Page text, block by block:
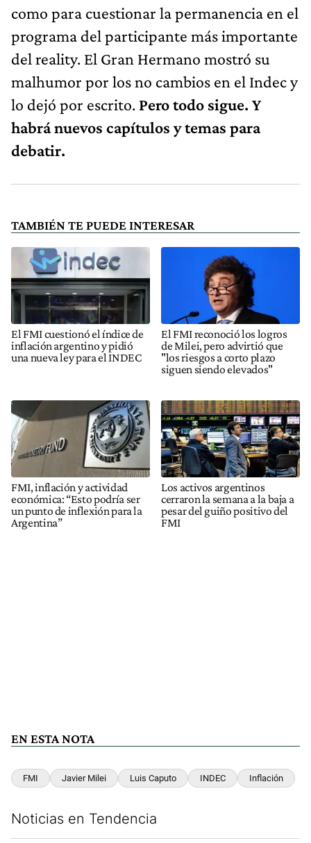
como para cuestionar la permanencia en el
programa del participante más importante
del reality. El Gran Hermano mostró su
malhumor por los no cambios en el Indec y
lo dejó por escrito. Pero todo sigue. Y
habrá nuevos capítulos y temas para
debatir.
TAMBIÉN TE PUEDE INTERESAR
El FMI cuestionó el índice de
inflación argentino y pidió
una nueva ley para el INDEC
El FMI reconoció los logros
de Milei, pero advirtió que
"los riesgos a corto plazo
siguen siendo elevados"
FMI, inflación y actividad
económica: “Esto podría ser
un punto de inflexión para la
Argentina”
Los activos argentinos
cerraron la semana a la baja a
pesar del guiño positivo del
FMI
EN ESTA NOTA
FMI Javier Milei Luis Caputo INDEC Inflación
Noticias en Tendencia